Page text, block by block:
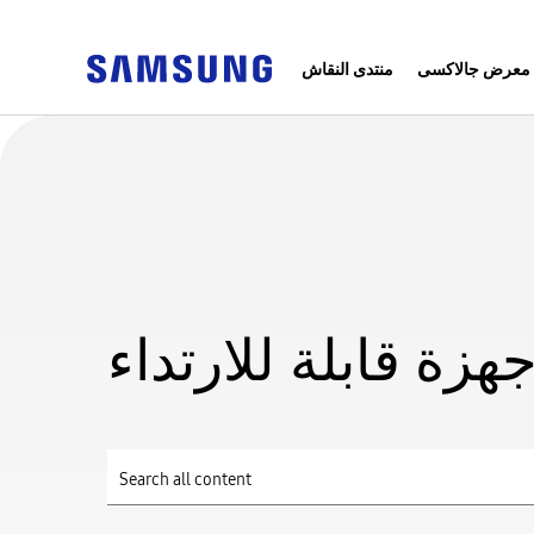
منتدى النقاش معرض جالاكسى
قابلة للارتداء